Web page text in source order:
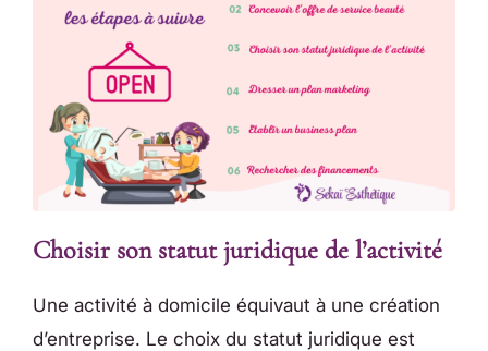
Choisir son statut juridique de l’activité
Une activité à domicile équivaut à une création
d’entreprise. Le choix du statut juridique est